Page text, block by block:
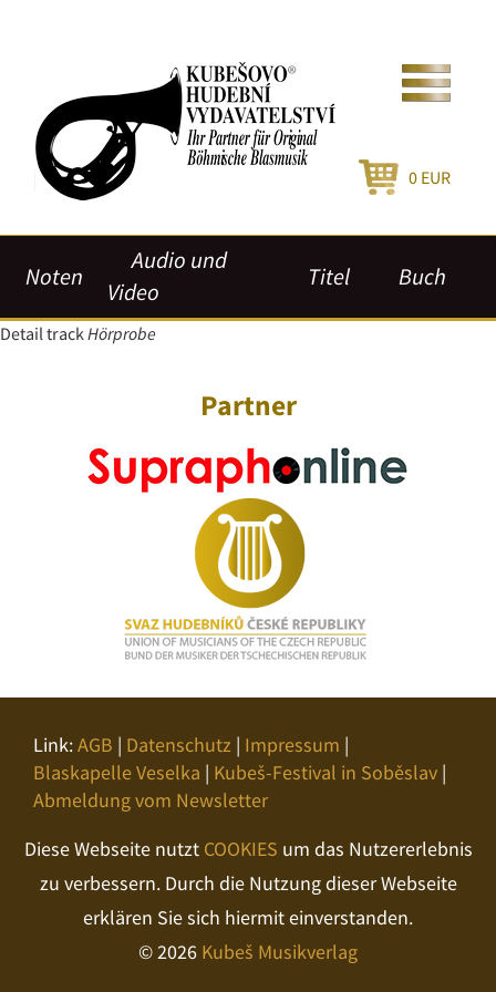
0 EUR
Noten
Audio und
Video
Titel Buch
Detail trackHörprobe
Partner
Link:AGB | Datenschutz | Impressum |
Blaskapelle Veselka | Kubeš-Festival in Soběslav |
Abmeldung vom Newsletter
Diese Webseite nutzt COOKIES um das Nutzererlebnis
zu verbessern. Durch die Nutzung dieser Webseite
erklären Sie sich hiermit einverstanden.
© 2026 Kubeš Musikverlag